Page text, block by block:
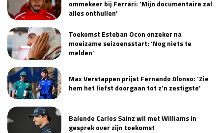
ommekeer bij Ferrari: ‘Mijn documentaire zal
alles onthullen’
Toekomst Esteban Ocon onzeker na
moeizame seizoensstart: ‘Nog niets te
melden’
Max Verstappen prijst Fernando Alonso: ‘Zie
hem het liefst doorgaan tot z’n zestigste’
Balende Carlos Sainz wil met Williams in
gesprek over zijn toekomst